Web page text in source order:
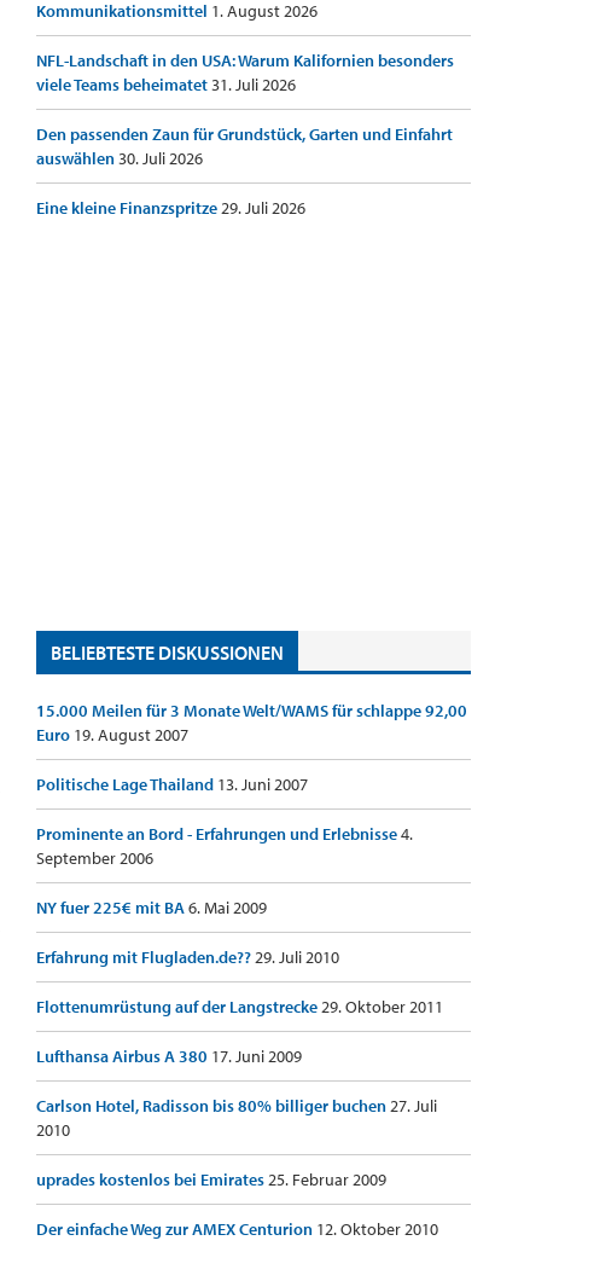
Kommunikationsmittel 1. August 2026
NFL-Landschaft in den USA: Warum Kalifornien besonders
viele Teams beheimatet31. Juli 2026
Den passenden Zaun für Grundstück, Garten und Einfahrt
auswählen30. Juli 2026
Eine kleine Finanzspritze29. Juli 2026
BELIEBTESTE DISKUSSIONEN
15.000 Meilen für 3 Monate Welt/WAMS für schlappe 92,00
Euro 19. August 2007
Politische Lage Thailand 13. Juni 2007
Prominente an Bord - Erfahrungen und Erlebnisse4.
September 2006
NY fuer 225€ mit BA6. Mai 2009
Erfahrung mit Flugladen.de??29. Juli 2010
Flottenumrüstung auf der Langstrecke29. Oktober 2011
Lufthansa Airbus A 380 17. Juni 2009
Carlson Hotel, Radisson bis 80% billiger buchen27. Juli
2010
uprades kostenlos bei Emirates25. Februar 2009
Der einfache Weg zur AMEX Centurion 12. Oktober 2010